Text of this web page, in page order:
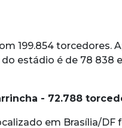
199.854 torcedores.
estádio é de 78 838
- 72.788
em Brasília/DF